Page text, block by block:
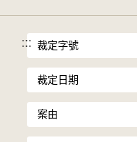
::: 裁定字號
裁定日期
案由